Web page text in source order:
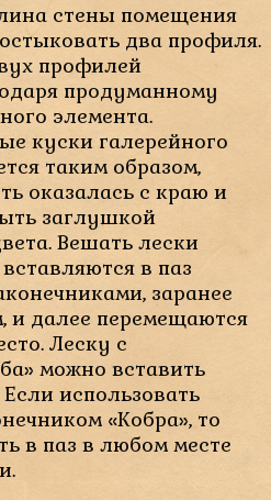
стены помещения
два профиля.
профилей
продуманному
элемента.
куски галерейного
таким образом,
оказалась с краю и
заглушкой
Вешать лески
в паз
заранее
и далее перемещаются
Леску с
можно вставить
использовать
«Кобра», то
в паз в любом месте